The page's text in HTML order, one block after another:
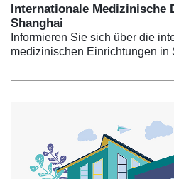
Internationale Medizinische
Shanghai
Informieren Sie sich über die
medizinischen Einrichtungen in